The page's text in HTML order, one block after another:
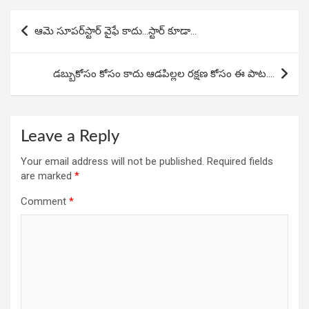
o
k
p
p
navigation
ఆమె సూపర్‌స్టార్‌ వైఫే కాదు…స్టార్‌ కూడా…
డబ్బుకోసం కోసం కాదు ఆడపిల్లల రక్షణ కోసం ఈ పాట….
Leave a Reply
Your email address will not be published. Required fields
are marked *
Comment *